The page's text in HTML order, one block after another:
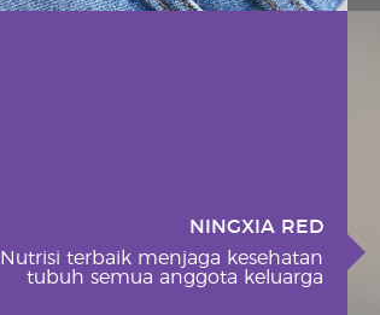
NINGXIA RED
Nutrisi terbaik menjaga kesehatan
tubuh semua anggota keluarga